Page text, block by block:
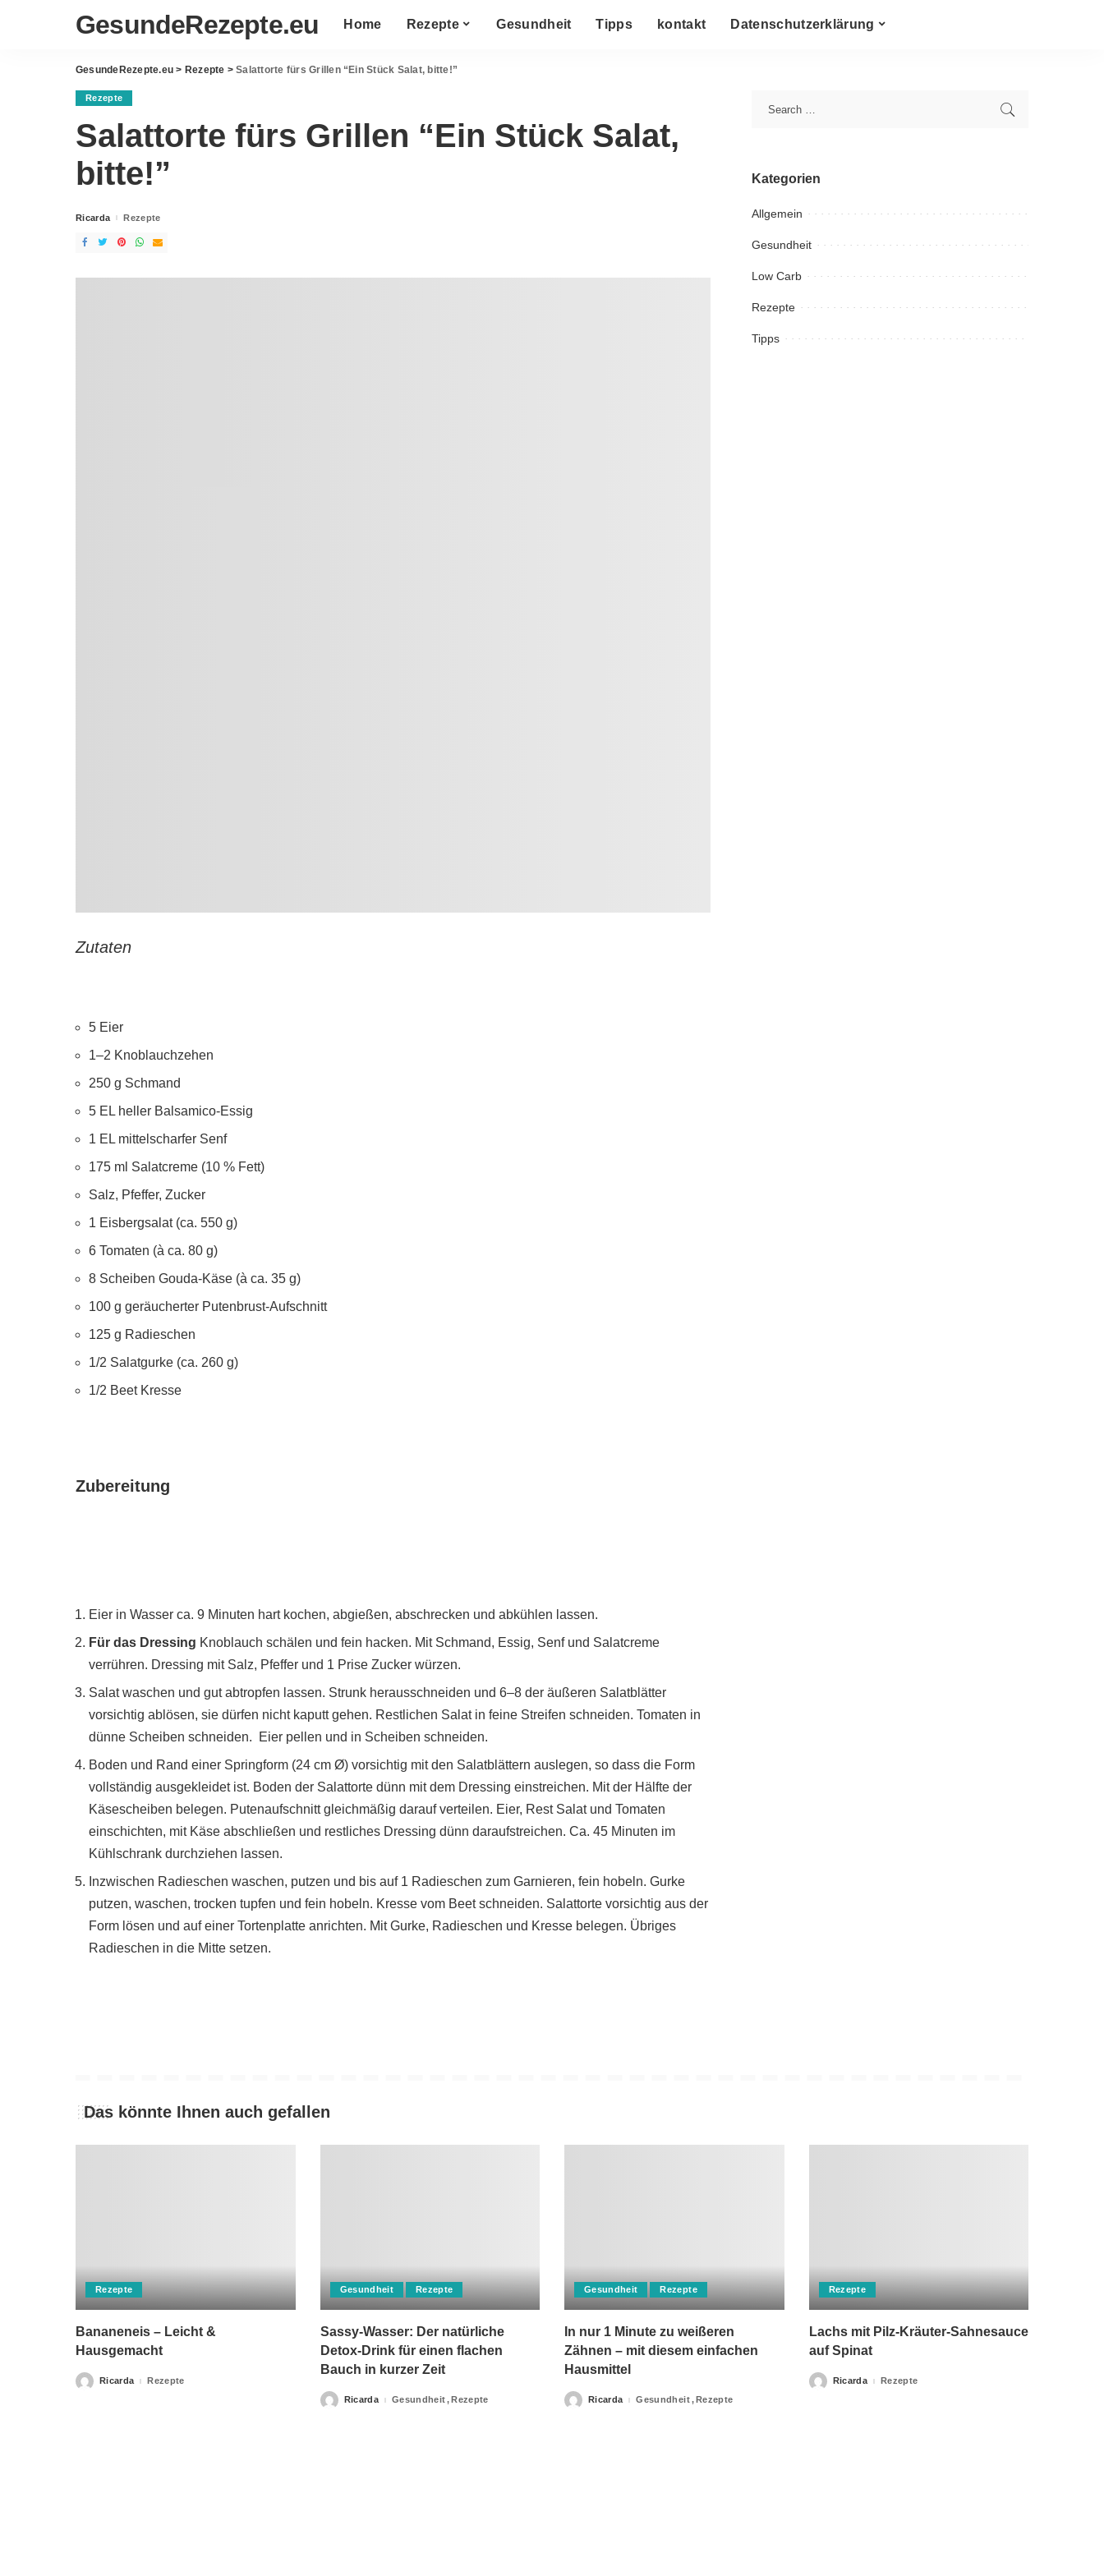
GesundeRezepte.eu Home Rezepte Gesundheit Tipps kontakt Datenschutzerklärung
GesundeRezepte.eu > Rezepte >Salattorte fürs Grillen “Ein Stück Salat, bitte!”
Rezepte
Salattorte fürs Grillen “Ein Stück Salat,
bitte!”
Posted
Ricarda Rezepte
Zutaten
5 Eier
1–2 Knoblauchzehen
250 g Schmand
5 EL heller Balsamico-Essig
1 EL mittelscharfer Senf
175 ml Salatcreme (10 % Fett)
Salz, Pfeffer, Zucker
1 Eisbergsalat (ca. 550 g)
6 Tomaten (à ca. 80 g)
8 Scheiben Gouda-Käse (à ca. 35 g)
100 g geräucherter Putenbrust-Aufschnitt
125 g Radieschen
1/2 Salatgurke (ca. 260 g)
1/2 Beet Kresse
Zubereitung
Eier in Wasser ca. 9 Minuten hart kochen, abgießen, abschrecken und abkühlen lassen.
Für das Dressing Knoblauch schälen und fein hacken. Mit Schmand, Essig, Senf und Salatcreme
verrühren. Dressing mit Salz, Pfeffer und 1 Prise Zucker würzen.
Salat waschen und gut abtropfen lassen. Strunk herausschneiden und 6–8 der äußeren Salatblätter
vorsichtig ablösen, sie dürfen nicht kaputt gehen. Restlichen Salat in feine Streifen schneiden. Tomaten in
dünne Scheiben schneiden. Eier pellen und in Scheiben schneiden.
Boden und Rand einer Springform (24 cm Ø) vorsichtig mit den Salatblättern auslegen, so dass die Form
vollständig ausgekleidet ist. Boden der Salattorte dünn mit dem Dressing einstreichen. Mit der Hälfte der
Käsescheiben belegen. Putenaufschnitt gleichmäßig darauf verteilen. Eier, Rest Salat und Tomaten
einschichten, mit Käse abschließen und restliches Dressing dünn daraufstreichen. Ca. 45 Minuten im
Kühlschrank durchziehen lassen.
Inzwischen Radieschen waschen, putzen und bis auf 1 Radieschen zum Garnieren, fein hobeln. Gurke
putzen, waschen, trocken tupfen und fein hobeln. Kresse vom Beet schneiden. Salattorte vorsichtig aus der
Form lösen und auf einer Tortenplatte anrichten. Mit Gurke, Radieschen und Kresse belegen. Übriges
Radieschen in die Mitte setzen.
Kategorien
Allgemein
Gesundheit
Low Carb
Rezepte
Tipps
Das könnte Ihnen auch gefallen
Rezepte
Bananeneis – Leicht &
Hausgemacht
PostedRicarda Rezepte
Gesundheit Rezepte
Sassy-Wasser: Der natürliche
Detox-Drink für einen flachen
Bauch in kurzer Zeit
PostedRicarda Gesundheit Rezepte
Gesundheit Rezepte
In nur 1 Minute zu weißeren
Zähnen – mit diesem einfachen
Hausmittel
PostedRicarda Gesundheit Rezepte
Rezepte
Lachs mit Pilz-Kräuter-Sahnesauce
auf Spinat
PostedRicarda Rezepte